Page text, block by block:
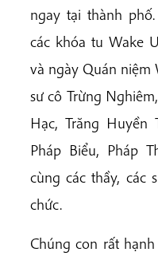
ngay tại thành
các khóa tu Wake
và ngày Quán niệm
sư cô Trừng
Hạc, Trăng Huyền
Pháp Biểu, Pháp
cùng các thầy, các
chức.
Chúng con rất